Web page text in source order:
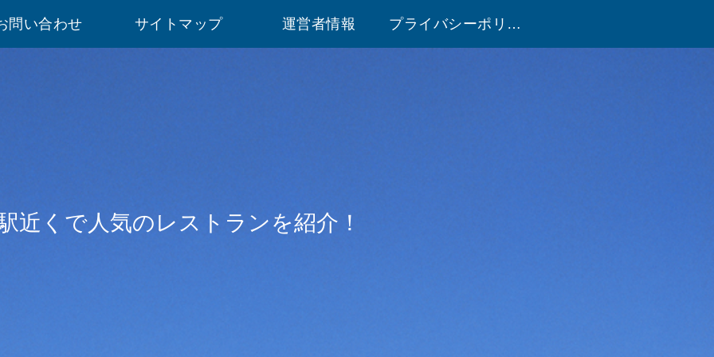
近くで人気のレストランを紹介！
問い合わせ サイトマップ 運営者情報 プライバシーポリシー